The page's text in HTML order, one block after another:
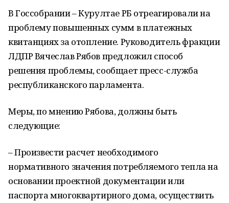
В Госсобрании – Курултае РБ отреагировали на
проблему повышенных сумм в платежных
квитанциях за отопление. Руководитель фракции
ЛДПР Вячеслав Рябов предложил способ
решения проблемы, сообщает пресс-служба
республиканского парламента.
Меры, по мнению Рябова, должны быть
следующие:
– Произвести расчет необходимого
нормативного значения потребляемого тепла на
основании проектной документации или
паспорта многоквартирного дома, осуществить